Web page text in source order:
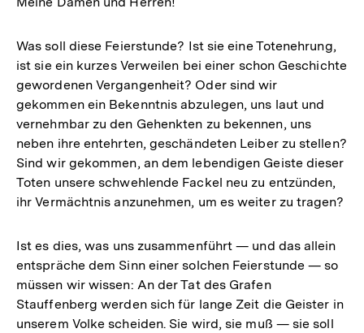
Was soll diese Feierstunde? Ist sie eine Totenehrung,
ist sie ein kurzes Verweilen bei einer schon Geschichte
gewordenen Vergangenheit? Oder sind wir
gekommen ein Bekenntnis abzulegen, uns laut und
vernehmbar zu den Gehenkten zu bekennen, uns
neben ihre entehrten, geschändeten Leiber zu stellen?
Sind wir gekommen, an dem lebendigen Geiste dieser
Toten unsere schwehlende Fackel neu zu entzünden,
ihr Vermächtnis anzunehmen, um es weiter zu tragen?
Ist es dies, was uns zusammenführt — und das allein
entspräche dem Sinn einer solchen Feierstunde — so
müssen wir wissen: An der Tat des Grafen
Stauffenberg werden sich für lange Zeit die Geister in
unserem Volke scheiden. Sie wird, sie muß — sie soll